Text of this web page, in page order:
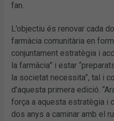
fan.
L’objectiu és renovar cada
farmàcia comunitària en
conjuntament estratègia i
la farmàcia” i estar
la societat necessita”, tal i
d’aquesta primera edició.
força a aquesta estratègia i
dos anys a caminar amb el